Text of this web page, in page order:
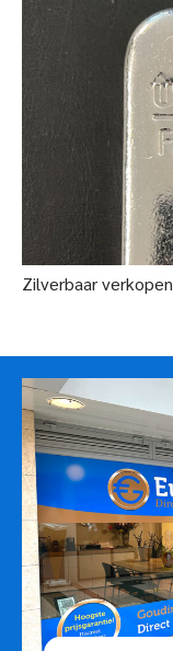
Zilverbaar verkopen